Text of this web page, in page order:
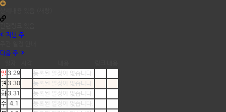
지난 주
다음 주
일 3.29
등록된 일정이 없습니다.
월 3.30
등록된 일정이 없습니다.
화3.31
등록된 일정이 없습니다.
수 4.1
등록된 일정이 없습니다.